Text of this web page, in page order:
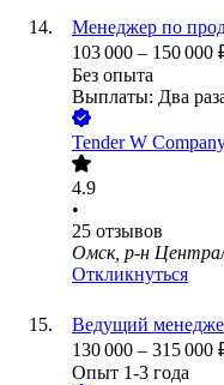
Менеджер по
103 000 – 150 000
Без опыта
Выплаты: Два
Tender W
4.9
•
25 отзывов
Омск, р-н
Откликнуться
Ведущий
130 000 – 315 000
Опыт 1-3 года